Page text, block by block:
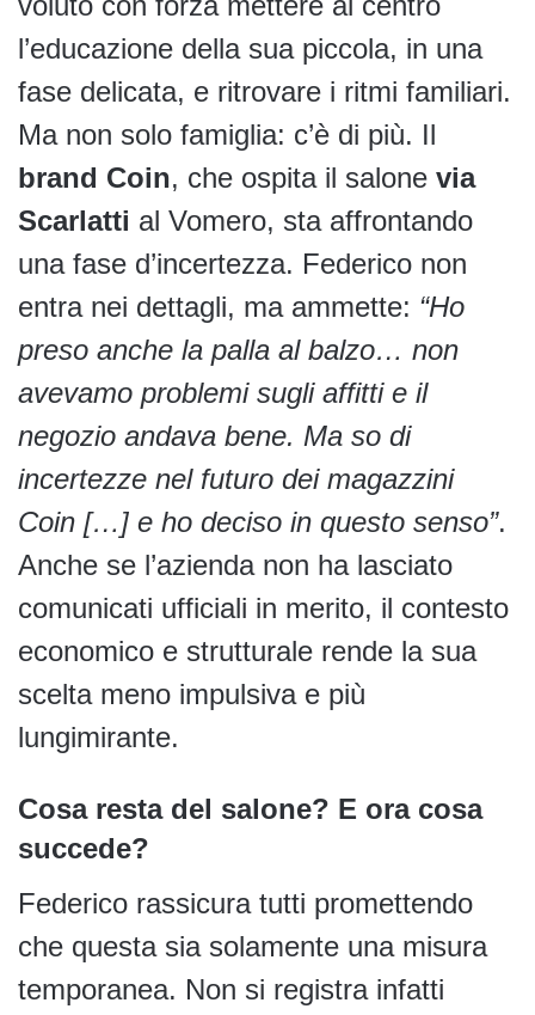
l’educazione della sua piccola, in una
fase delicata, e ritrovare i ritmi familiari.
Ma non solo famiglia: c’è di più. Il
brand Coin, che ospita il salone via
Scarlatti al Vomero, sta affrontando
una fase d’incertezza. Federico non
entra nei dettagli, ma ammette: “Ho
preso anche la palla al balzo… non
avevamo problemi sugli affitti e il
negozio andava bene. Ma so di
incertezze nel futuro dei magazzini
Coin […] e ho deciso in questo senso”.
Anche se l’azienda non ha lasciato
comunicati ufficiali in merito, il contesto
economico e strutturale rende la sua
scelta meno impulsiva e più
lungimirante.
Cosa resta del salone? E ora cosa
succede?
Federico rassicura tutti promettendo
che questa sia solamente una misura
temporanea. Non si registra infatti